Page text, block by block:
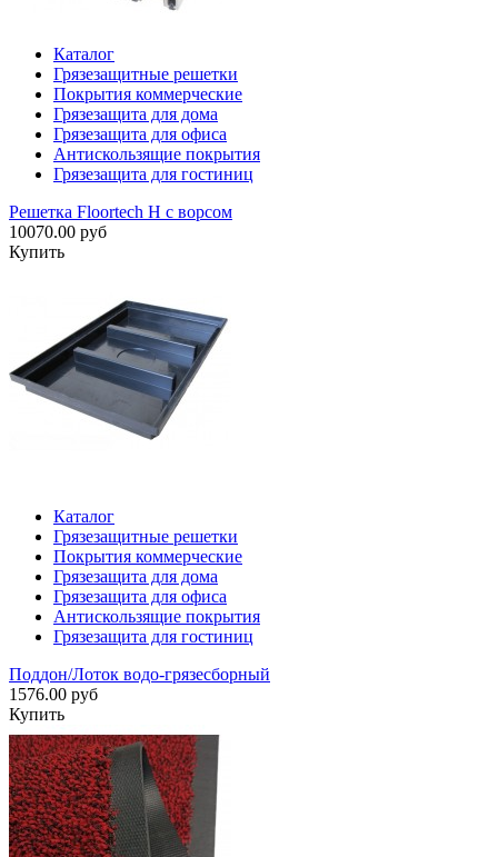
Каталог
Грязезащитные решетки
Покрытия коммерческие
Грязезащита для дома
Грязезащита для офиса
Антискользящие покрытия
Грязезащита для гостиниц
Решетка Floortech H с ворсом
10070.00 руб
Купить
Каталог
Грязезащитные решетки
Покрытия коммерческие
Грязезащита для дома
Грязезащита для офиса
Антискользящие покрытия
Грязезащита для гостиниц
Поддон/Лоток водо-грязесборный
1576.00 руб
Купить